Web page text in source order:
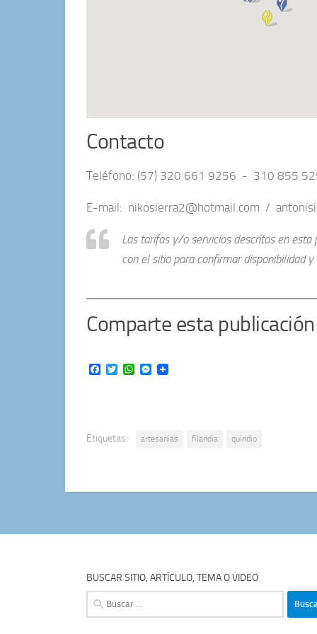
Contacto
Teléfono: (57) 320 661 9256 - 310 855
E-mail: nikosierra2@hotmail.com /
Las tarifas y/o servicios descritos en
con el sitio para confirmar disponibilidad
Comparte esta publicación
Facebook
TwitterWhatsApp
Messenger
Etiquetas: artesanias filandia quindio
BUSCAR SITIO, ARTÍCULO, TEMA O VIDEO
Buscar: